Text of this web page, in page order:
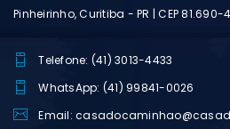
Pinheirinho, Curitiba - PR | CEP 81.690-
Telefone: (41) 3013-4433
WhatsApp: (41) 99841-0026
Email: